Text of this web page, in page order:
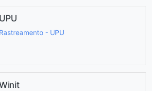
UPU
Rastreamento - UPU